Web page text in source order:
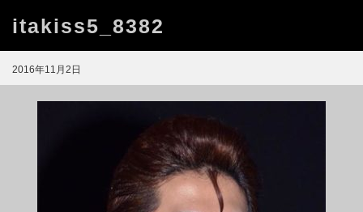
itakiss5_8382
2016年11月2日